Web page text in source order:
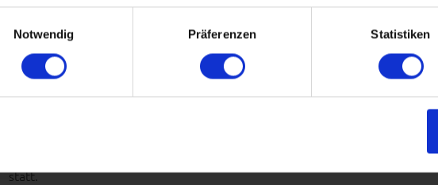
Notwendig
Präferenzen Statistiken
POSTED INALLGEMEIN
HONIGLEHRGANG
am Sonntag, 26.04.15 findet in Hünxe, Dinslakener Str. 89a, ein
statt.